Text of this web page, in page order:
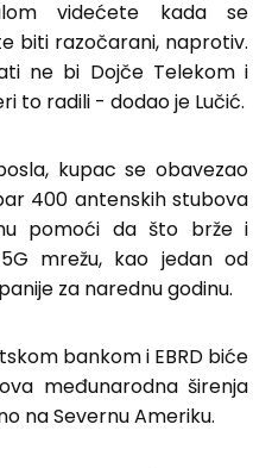
videćete kada se
biti razočarani, naprotiv.
ne bi Dojče Telekom i
to radili - dodao je Lučić.
kupac se obavezao
400 antenskih stubova
pomoći da što brže i
mrežu, kao jedan od
za narednu godinu.
bankom i EBRD biće
međunarodna širenja
na Severnu Ameriku.